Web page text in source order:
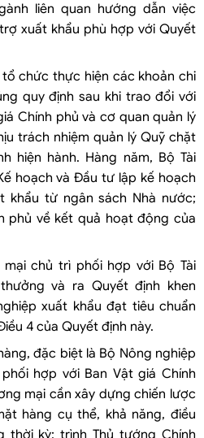
liên quan hướng dẫn việc
xuất khẩu phù hợp với Quyết
chức thực hiện các khoản chi
quy định sau khi trao đổi với
Chính phủ và cơ quan quản lý
trách nhiệm quản lý Quỹ chặt
hiện hành. Hàng năm, Bộ Tài
hoạch và Đầu tư lập kế hoạch
khẩu từ ngân sách Nhà nước;
phủ về kết quả hoạt động của
chủ trì phối hợp với Bộ Tài
và ra Quyết định khen
xuất khẩu đạt tiêu chuẩn
4 của Quyết định này.
đặc biệt là Bộ Nông nghiệp
hợp với Ban Vật giá Chính
mại cần xây dựng chiến lược
hàng cụ thể, khả năng, điều
thời kỳ; trình Thủ tướng Chính